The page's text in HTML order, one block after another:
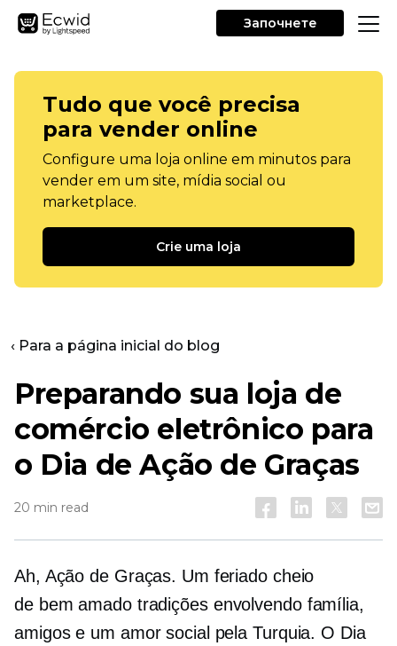
Започнете
Tudo que você precisa
para vender online
Configure uma loja online em minutos para
vender em um site, mídia social ou
marketplace.
Crie uma loja
‹ Para a página inicial do blog
Preparando sua loja de
comércio eletrônico para
o Dia de Ação de Graças
20 min read
Ah, Ação de Graças. Um feriado cheio
de bem amadotradições envolvendo família,
amigos e um amor social pela Turquia. O Dia